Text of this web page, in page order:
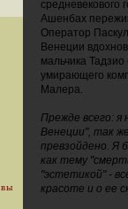
средневекового
Ашенбах
Оператор
Венеции
мальчика
умирающего
Малера.
Прежде всего:
Венеции", так
превзойдено. Я
как тему
"эстетикой" -
красоте и о ее